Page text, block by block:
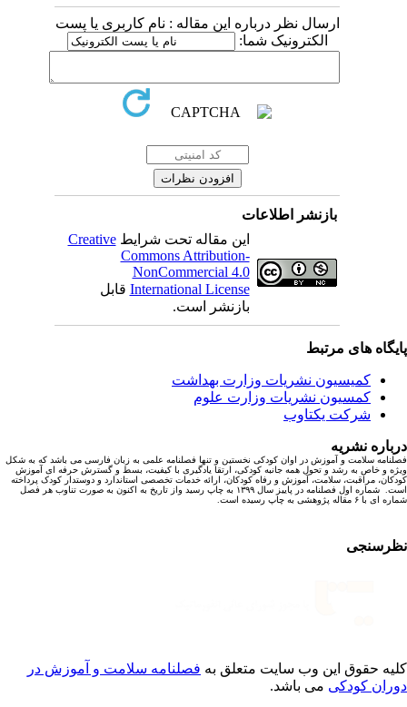
ارسال نظر درباره این مقاله : نام کاربری یا پست
الکترونیک شما:
بازنشر اطلاعات
این مقاله تحت شرایطCreative
Commons Attribution-
NonCommercial 4.0
International Licenseقابل
بازنشر است.
های مرتبط
کمیسیون نشریات وزارت بهداشت
کمسیون نشریات وزارت علوم
شرکت یکتاوب
نشریه
سلامت و آموزش در اوان کودکی نخستین و تنها فصلنامه علمی به زبان فارسی می باشد که به شکل
و خاص به رشد و تحول همه جانبه کودکی، ارتقا یادگیری با کیفیت، بسط و گسترش حرفه ای آموزش
مراقبت، سلامت، آموزش و رفاه کودکان، ارائه خدمات تخصصی استاندارد و دوستدار کودک پرداخته
است. شماره اول فصلنامه در پاییز سال ۱۳۹۹ به چاپ رسید واز تاریخ به اکنون به صورت تناوب هر فصل
۶ مقاله پژوهشی به چاپ رسیده است.
حقوق این وب سایت متعلق بهفصلنامه سلامت و آموزش در
کودکیمی باشد.